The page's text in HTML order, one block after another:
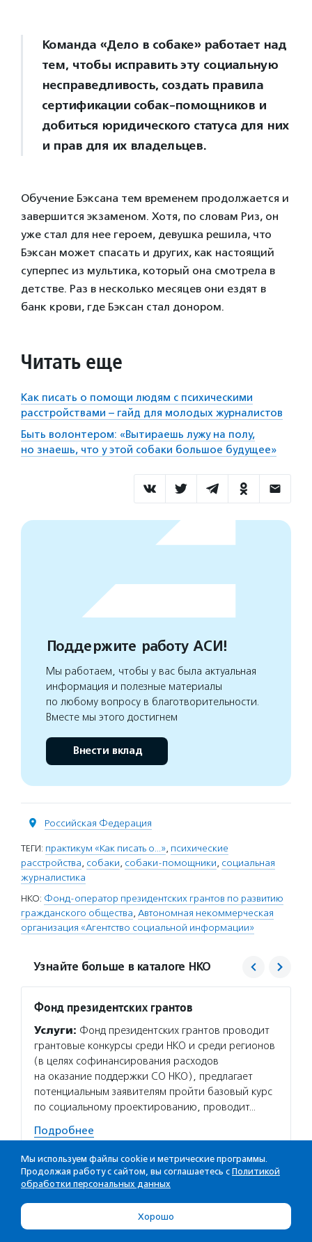
Команда «Дело в собаке» работает над
тем, чтобы исправить эту социальную
несправедливость, создать правила
сертификации собак-помощников и
добиться юридического статуса для них
и прав для их владельцев.
Обучение Бэксана тем временем продолжается и
завершится экзаменом. Хотя, по словам Риз, он
уже стал для нее героем, девушка решила, что
Бэксан может спасать и других, как настоящий
суперпес из мультика, который она смотрела в
детстве. Раз в несколько месяцев они ездят в
банк крови, где Бэксан стал донором.
Читать еще
Как писать о помощи людям с психическими
расстройствами – гайд для молодых журналистов
Быть волонтером: «Вытираешь лужу на полу,
но знаешь, что у этой собаки большое будущее»
Поддержите работу АСИ!
Мы работаем, чтобы у вас была актуальная
информация и полезные материалы
по любому вопросу в благотворительности.
Вместе мы этого достигнем
Внести вклад
Российская Федерация
ТЕГИ: практикум «Как писать о…», психические
расстройства, собаки, собаки-помощники, социальная
журналистика
НКО: Фонд-оператор президентских грантов по развитию
гражданского общества, Автономная некоммерческая
организация «Агентство социальной информации»
Узнайте больше в каталоге НКО
Фонд президентских грантов
Услуги: Фонд президентских грантов проводит
грантовые конкурсы среди НКО и среди регионов
(в целях софинансирования расходов
на оказание поддержки СО НКО), предлагает
потенциальным заявителям пройти базовый курс
по социальному проектированию, проводит…
Подробнее
ВИДЕО ПО ТЕМЕ
Мы используем файлы cookie и метрические программы.
Продолжая работу с сайтом, вы соглашаетесь с Политикой
обработки персональных данных
Хорошо